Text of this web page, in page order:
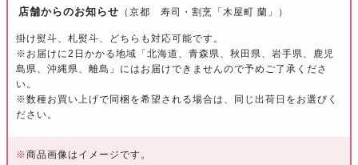
店舗からのお知らせ （京都 寿司・割烹「木屋町 蘭」）
掛け熨斗、札熨斗、どちらも対応可能です。
※お届けに2日かかる地域「北海道、青森県、秋田県、岩手県、鹿児
島県、沖縄県、離島」にはお届けできませんので予めご了承くださ
い。
※数種お買い上げで同梱を希望される場合は、同じ出荷日をお選びく
ださい。
※商品画像はイメージです。